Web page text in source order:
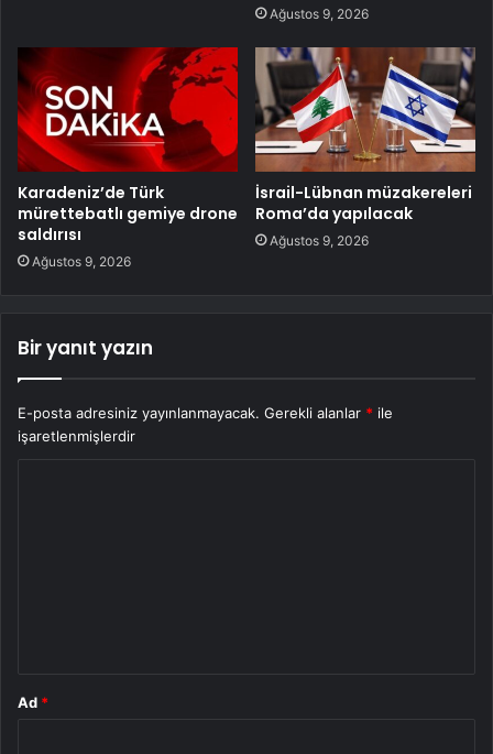
Ağustos 9, 2026
Karadeniz’de Türk
mürettebatlı gemiye drone
saldırısı
Ağustos 9, 2026
İsrail-Lübnan müzakereleri
Roma’da yapılacak
Ağustos 9, 2026
Bir yanıt yazın
E-posta adresiniz yayınlanmayacak. Gerekli alanlar * ile
işaretlenmişlerdir
Ad *